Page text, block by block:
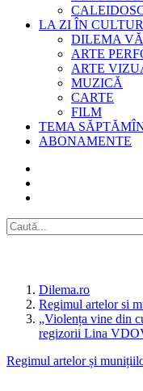
LA ZI ÎN
DILEMA
ARTE
ARTE
MUZICĂ
CARTE
FILM
TEMA
ABONAMENTE
Dilema.ro
Regimul artelor si
„Violența vine din
regizorii Lina
Regimul artelor și